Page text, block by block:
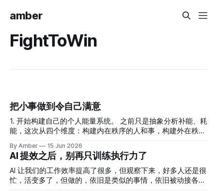
amber
FightToWin
把小事做到令自己满意
1. 开始构建自己的个人能量系统。 之前只是抽象分析补能、耗
能，这次从四个维度：构建内在秩序的人和事，构建外在秩序
了一次令人尴尬的冲突，发现自己在工作中掺杂了不必要的情
感，感到自己非常愚蠢。 正巧和菜头的《过度投入》聊到了
《置身钉内》那篇文章。 工作的本质是提供价值，获取报
酬，掺杂太多情感反而令人不知所措。 朋友提到自己之前特
By Amber 15 Jun 2026
AI 提效之后，别再只训练执行力了
AI 让我们的工作效率提高了很多，但观察下来，好多人还是很
忙，活变多了，但做的，依旧是类似的事情，依旧被动接各种